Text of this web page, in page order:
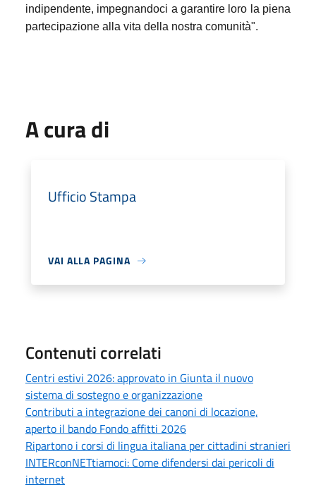
indipendente, impegnandoci a garantire loro la piena
partecipazione alla vita della nostra comunità".
A cura di
Ufficio Stampa
VAI ALLA PAGINA
Contenuti correlati
Centri estivi 2026: approvato in Giunta il nuovo
sistema di sostegno e organizzazione
Contributi a integrazione dei canoni di locazione,
aperto il bando Fondo affitti 2026
Ripartono i corsi di lingua italiana per cittadini stranieri
INTERconNETtiamoci: Come difendersi dai pericoli di
internet